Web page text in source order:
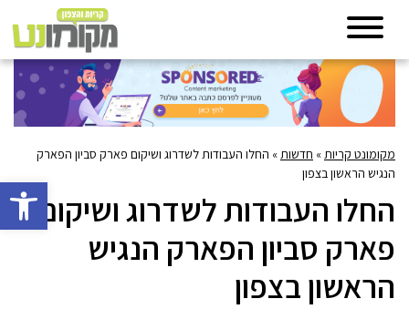
פתח
מקומונט קריות » חדשות » החלו העבודות לשדרוג ושיקום פארק סביון הפארק
הנגיש הראשון בצפון
החלו העבודות לשדרוג ושיקום
פארק סביון הפארק הנגיש
הראשון בצפון